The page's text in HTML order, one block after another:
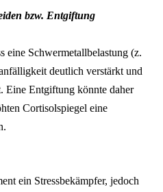
bzw. Entgiftung
eine Schwermetallbelastung (z.
deutlich verstärkt und
Eine Entgiftung könnte daher
Cortisolspiegel eine
ein Stressbekämpfer, jedoch